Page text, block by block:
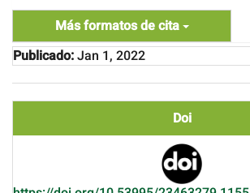
Más formatos de cita
Publicado:Jan 1, 2022
Doi